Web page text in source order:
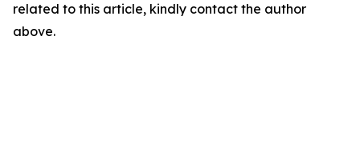
related to this article, kindly contact the author
above.